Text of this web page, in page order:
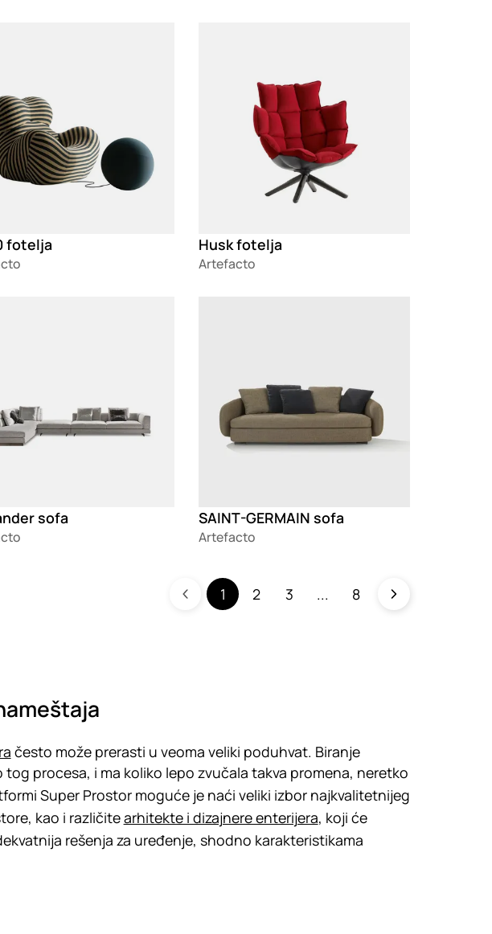
fotelja Husk fotelja
Artefacto
sofa SAINT-GERMAIN sofa
Artefacto
1 2 3 8
često može prerasti u veoma veliki poduhvat. Biranje
procesa, i ma koliko lepo zvučala takva promena, neretko
Super Prostor moguće je naći veliki izbor najkvalitetnijeg
kao i različitearhitekte i dizajnere enterijera, koji će
rešenja za uređenje, shodno karakteristikama